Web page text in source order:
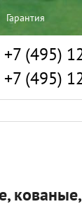
Гарантия
+7 (495)
+7 (495)